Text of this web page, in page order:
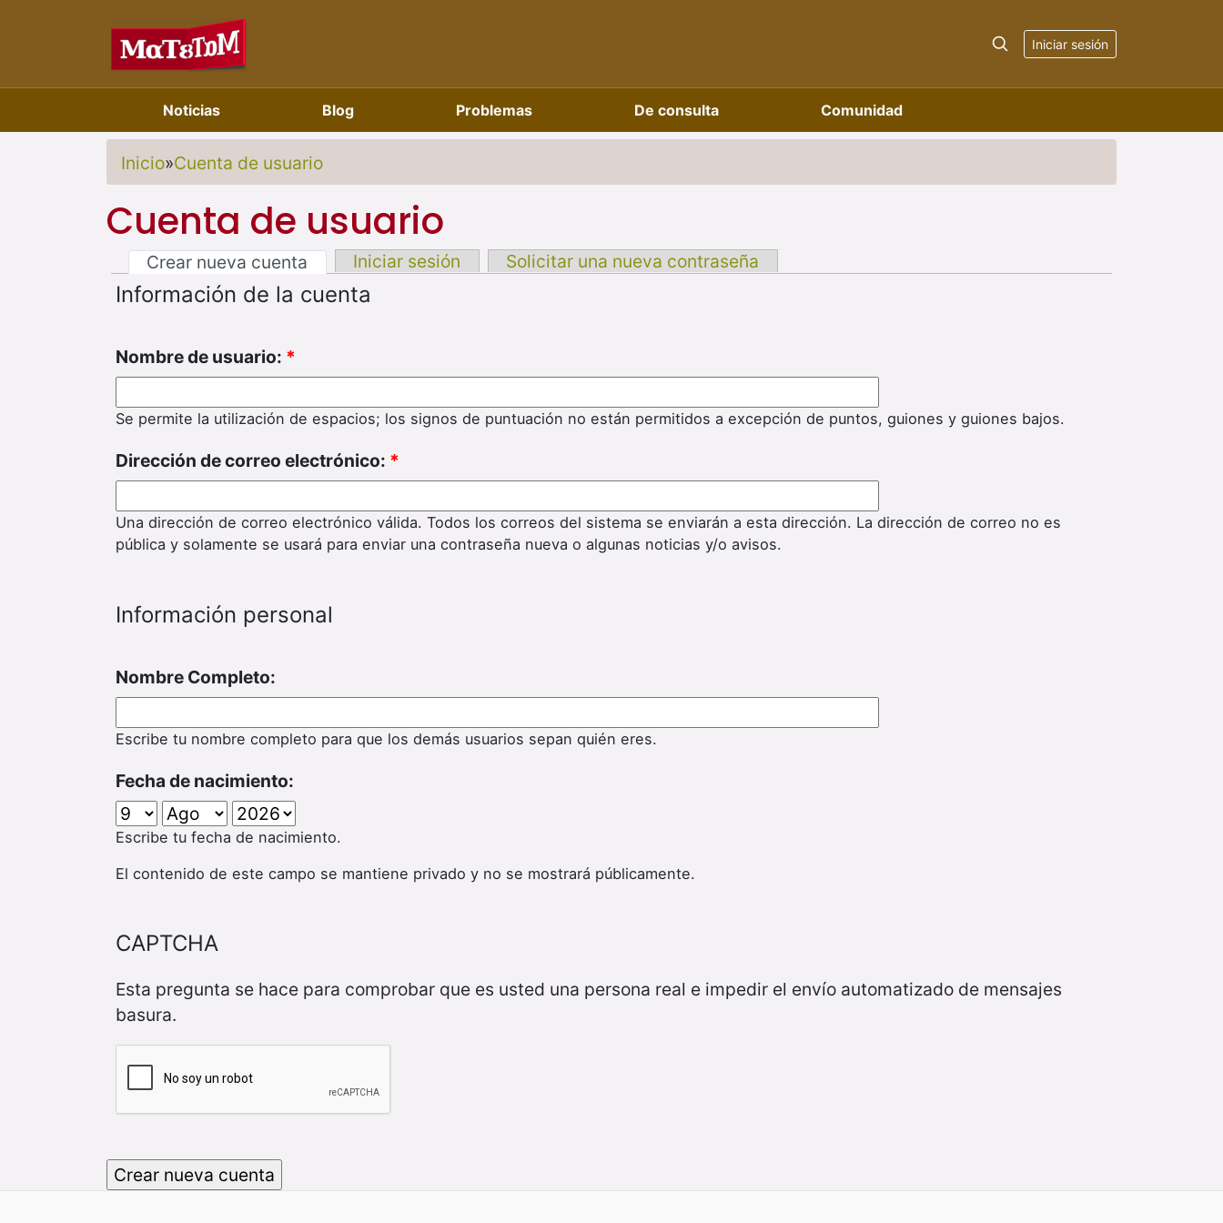
Iniciar sesión
Noticias Blog Problemas De consulta Comunidad
Inicio»Cuenta de usuario
Cuenta de usuario
Crear nueva cuenta Iniciar sesión Solicitar una nueva contraseña
Información de la cuenta
Nombre de usuario: *
Se permite la utilización de espacios; los signos de puntuación no están permitidos a excepción de puntos, guiones y guiones bajos.
Dirección de correo electrónico: *
Una dirección de correo electrónico válida. Todos los correos del sistema se enviarán a esta dirección. La dirección de correo no es
pública y solamente se usará para enviar una contraseña nueva o algunas noticias y/o avisos.
Información personal
Nombre Completo:
Escribe tu nombre completo para que los demás usuarios sepan quién eres.
Fecha de nacimiento:
Escribe tu fecha de nacimiento.
El contenido de este campo se mantiene privado y no se mostrará públicamente.
CAPTCHA
Esta pregunta se hace para comprobar que es usted una persona real e impedir el envío automatizado de mensajes
basura.